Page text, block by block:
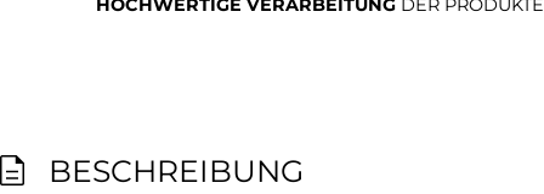
HOCHWERTIGE VERARBEITUNG DER PRODUKTE
BESCHREIBUNG